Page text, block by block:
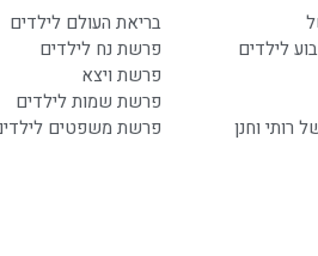
לילדים
רותי וחנן
בריאת העולם לילדים
פרשת נח לילדים
פרשת ויצא
פרשת שמות לילדים
פרשת משפטים